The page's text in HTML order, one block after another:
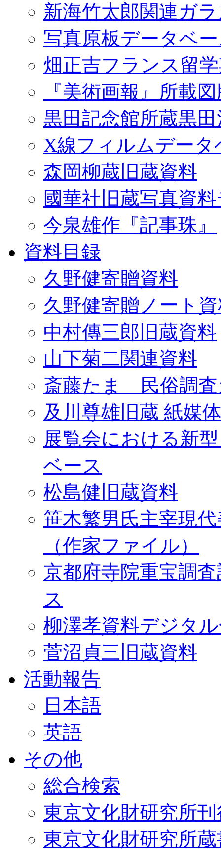
新海竹太郎関連ガ
写真原板データベ
畑正吉フランス留
『美術画報』所載
黒田記念館所蔵黒
X線フィルムデータ
森岡柳蔵旧蔵資料
國華社旧蔵写真資
今泉雄作『記事珠』
資料目録
久野健寄贈資料
久野健寄贈ノート
中村傳三郎旧蔵資料
山下菊二関連資料
斎藤たま 民俗調査
及川尊雄旧蔵 紙媒
展覧会における新
ベース
松島健旧蔵資料
笹木繁男氏主宰現
（作家ファイル）
京都府寺院重宝調
ス
柳澤孝資料デジタ
菅沼貞三旧蔵資料
活動報告
日本語
英語
その他
総合検索
東京文化財研究所
東京文化財研究所